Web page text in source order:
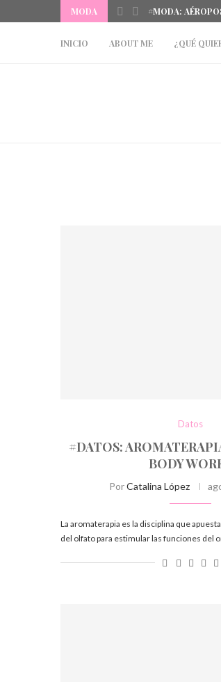
MODA #MODA:
INICIO ABOUT ME ¿QUÉ
Datos
#DATOS:
BODY
PorCatalina López
La aromaterapia es la disciplina que
del olfato para estimular las funciones del